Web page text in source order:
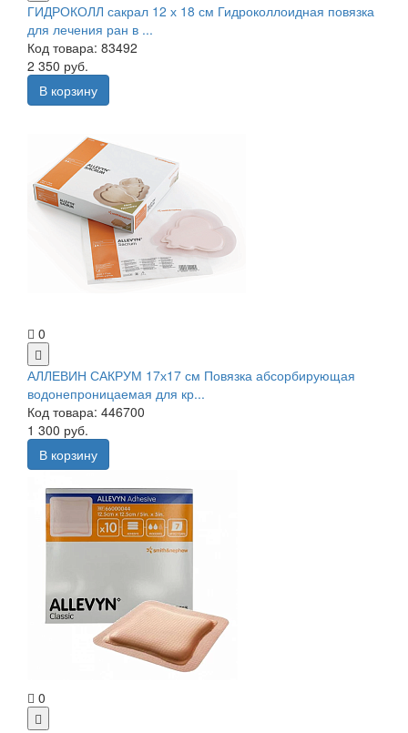
ГИДРОКОЛЛ сакрал 12 х 18 см Гидроколлоидная повязка
для лечения ран в ...
Код товара: 83492
2 350 руб.
В корзину
0
АЛЛЕВИН САКРУМ 17х17 см Повязка абсорбирующая
водонепроницаемая для кр...
Код товара: 446700
1 300 руб.
В корзину
0